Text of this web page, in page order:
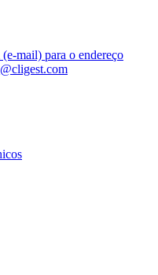
mail) para o endereço